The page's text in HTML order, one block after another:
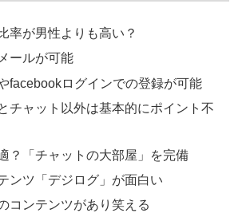
率が男性よりも高い？
ールが可能
facebookログインでの登録が可能
チャット以外は基本的にポイント不
？「チャットの大部屋」を完備
ンツ「デジログ」が面白い
コンテンツがあり笑える